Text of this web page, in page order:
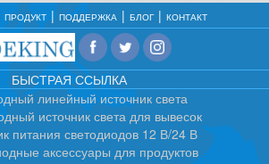
ПРОДУКТ ПОДДЕРЖКА БЛОГ КОНТАКТ
БЫСТРАЯ ССЫЛКА
линейный источник света
источник света для вывесок
питания светодиодов 12 В/24 В
аксессуары для продуктов